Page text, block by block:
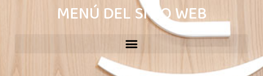
MENÚ DEL SITIO WEB